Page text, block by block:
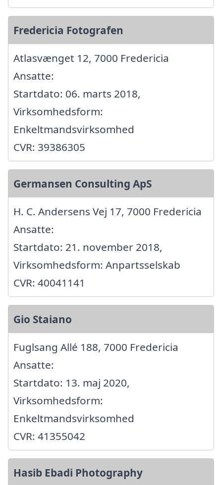
Fredericia Fotografen
Atlasvænget 12, 7000 Fredericia
Ansatte:
Startdato: 06. marts 2018,
Virksomhedsform:
Enkeltmandsvirksomhed
CVR: 39386305
Germansen Consulting ApS
H. C. Andersens Vej 17, 7000 Fredericia
Ansatte:
Startdato: 21. november 2018,
Virksomhedsform: Anpartsselskab
CVR: 40041141
Gio Staiano
Fuglsang Allé 188, 7000 Fredericia
Ansatte:
Startdato: 13. maj 2020,
Virksomhedsform:
Enkeltmandsvirksomhed
CVR: 41355042
Hasib Ebadi Photography